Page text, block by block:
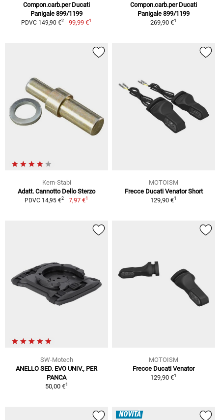
Compon.carb.per Ducati
Panigale 899/1199
PDVC 149,90 €2 99,99 €1
Compon.carb.per Ducati
Panigale 899/1199
269,90 €1
Kern-Stabi
Adatt. Cannotto Dello Sterzo
PDVC 14,95 €2 7,97 €1
MOTOISM
Frecce Ducati Venator Short
129,90 €1
SW-Motech
ANELLO SED. EVO UNIV., PER
PANCA
50,00 €1
MOTOISM
Frecce Ducati Venator
129,90 €1
NOVITÀ